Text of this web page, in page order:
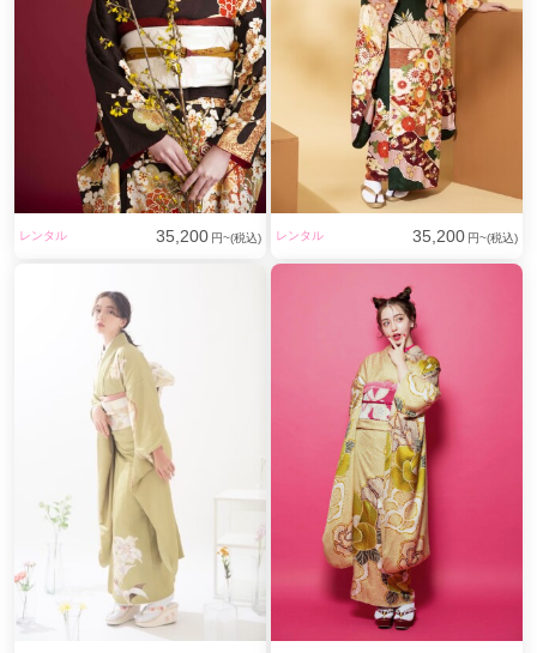
レンタル 35,200 円~(税込) レンタル 35,200 円~(税込)